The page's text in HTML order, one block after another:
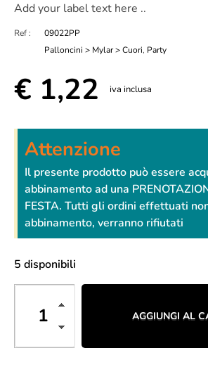
Add your label text here ..
Ref :
09022PP
Palloncini > Mylar > Cuori, Party
€ 1,22 iva inclusa
Attenzione
Il presente prodotto può essere
abbinamento ad una
FESTA. Tutti gli ordini effettuati
abbinamento, verranno rifiutati
5 disponibili
AGGIUNGI AL